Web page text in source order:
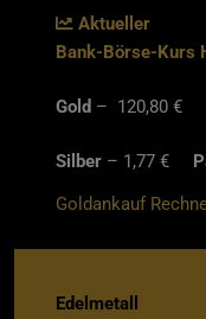
Aktueller
Bank-Börse-Kurs
Gold – 120,80 €
Silber – 1,77 €
Goldankauf
Edelmetall